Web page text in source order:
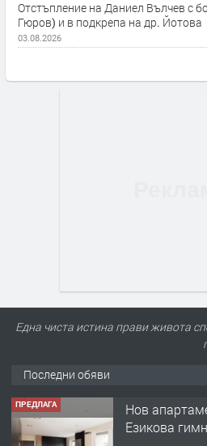
Отстъпление на Даниел Вълчев с
Гюров) и в подкрепа на др. Йотова
03.08.2026
Една чиста истина прави живота
Последни обяви
ПРЕДЛАГА
Нов
Езикова